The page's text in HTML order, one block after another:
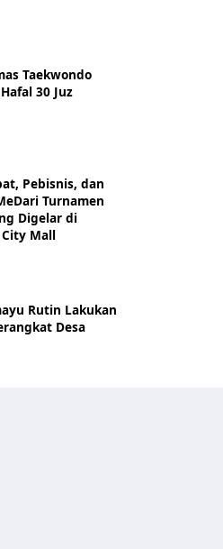
Taekwondo
30 Juz
Pebisnis, dan
Turnamen
Digelar di
Mall
Rutin Lakukan
Desa